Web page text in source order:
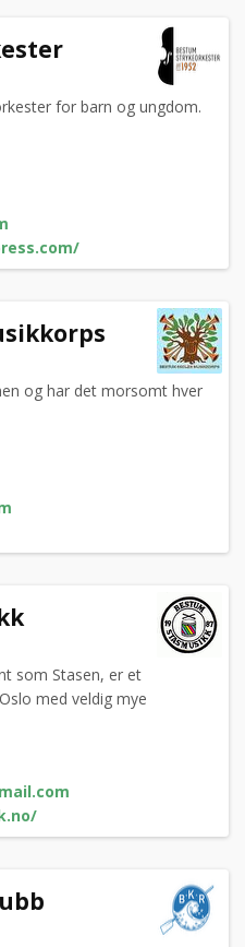
for barn og ungdom.
og har det morsomt hver
som Stasen, er et
med veldig mye